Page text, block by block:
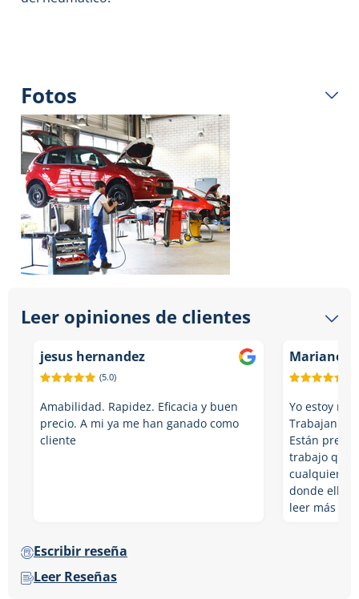
Fotos
Leer opiniones de clientes
jesus hernandez
(5.0)
Amabilidad. Rapidez. Eficacia y buen
precio. A mi ya me han ganado como
cliente
Mariano
Yo estoy
Trabajan
Están
trabajo que
cualquier
donde ello…
leer más
Escribir reseña
Leer Reseñas